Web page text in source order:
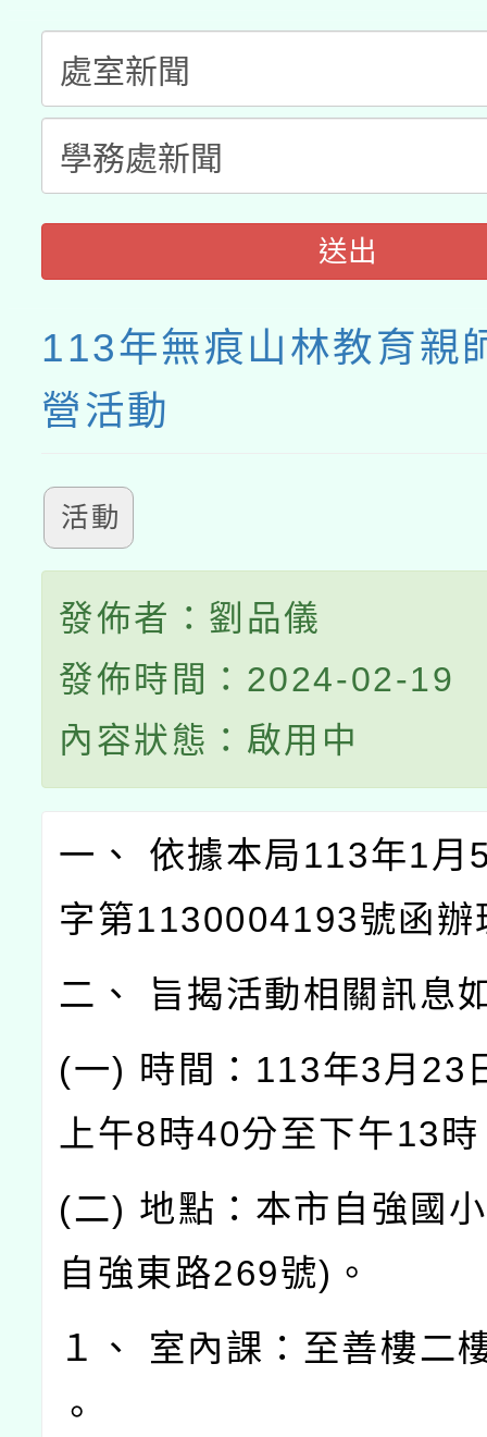
月28日止
送出
113年無痕山林教育親
營活動
活動
發佈者：劉品儀
發佈時間：2024-02-19
內容狀態：啟用中
一、 依據本局113年1月
字第1130004193號函辦
二、 旨揭活動相關訊息
(一) 時間：113年3月23
上午8時40分至下午13
(二) 地點：本市自強國
自強東路269號)。
１、 室內課：至善樓二
。